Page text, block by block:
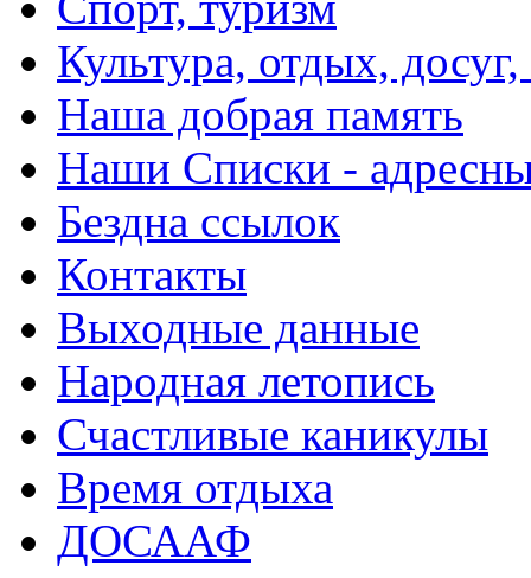
Культура, отдых,
Наша добрая память
Наши Списки -
Бездна ссылок
Контакты
Выходные данные
Народная летопись
Счастливые каникулы
Время отдыха
ДОСААФ